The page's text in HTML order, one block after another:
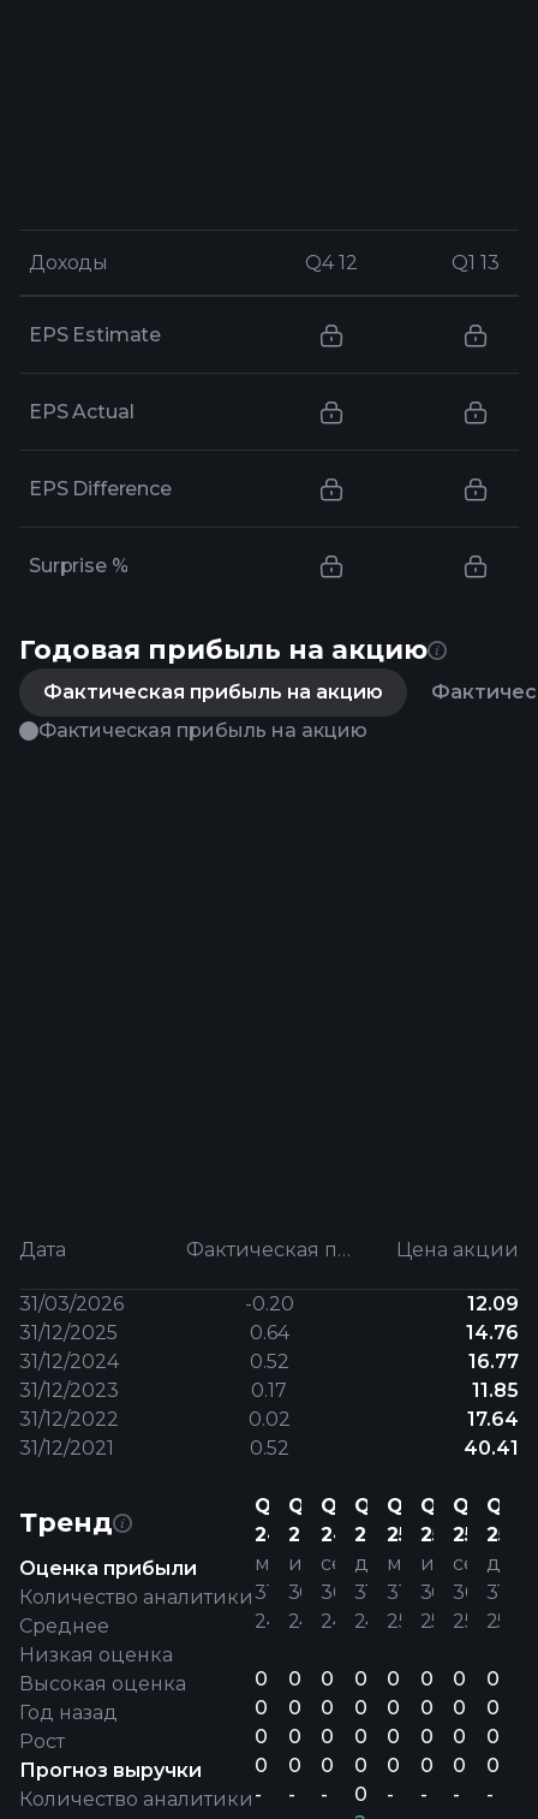
Доходы Q4 12 Q1 13
Доходы Q4 12 Q1 13
EPS Estimate
EPS Actual
EPS Difference
Surprise %
Годовая прибыль на акцию
Фактическая прибыль на акцию
Фактическая прибыль на акцию
Дата Фактическая прибыль на акцию Цена акции
31/03/2026 -0.20
12.09
31/12/2025
0.64
14.76
31/12/2024
0.52
16.77
31/12/2023
0.17
11.85
31/12/2022
0.02
17.64
31/12/2021
0.52 40.41
Тренд
Оценка прибыли
Количество аналитики
Среднее
Низкая оценка
Высокая оценка
Год назад
Рост
Прогноз выручки
Количество аналитики
Q1
24
мар.
31’
24
0
0
0
0
-
Q2
24
июн.
30’
24
0
0
0
0
-
Q3
24
сент.
30’
24
0
0
0
0
-
Q4
24
дек.
31’
24
0
0
0
0
0.07
Q1
25
мар.
31’
25
0
0
0
0
-
Q2
25
июн.
30’
25
0
0
0
0
-
Q3
25
сент.
30’
25
0
0
0
0
-
Q4
25
дек.
31’
25
0
0
0
0
-